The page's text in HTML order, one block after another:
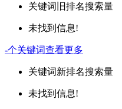
关键词 旧排名搜索量
未找到信息!
-个关键词查看更多
关键词新排名搜索量
未找到信息!